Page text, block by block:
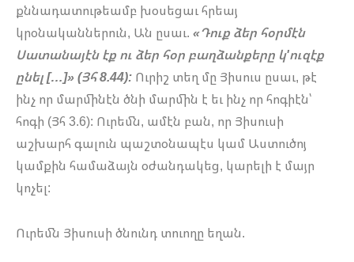
քննադատութեամբ խօսեցաւ հրեայ
կրօնականներուն, Ան ըսաւ. «Դուք ձեր հօրմէն
Սատանայէն էք ու ձեր հօր բաղձանքերը կ'ուզէք
ընել […]» (Յհ 8.44): Ուրիշ տեղ մը Յիսուս ըսաւ, թէ
ինչ որ մարմինէն ծնի մարմին է եւ ինչ որ հոգիէն՝
հոգի (Յհ 3.6): Ուրեմն, ամէն բան, որ Յիսուսի
աշխարհ գալուն պաշտօնապէս կամ Աստուծոյ
կամքին համաձայն օժանդակեց, կարելի է մայր
կոչել:
Ուրեմն Յիսուսի ծնունդ տուողը եղան.